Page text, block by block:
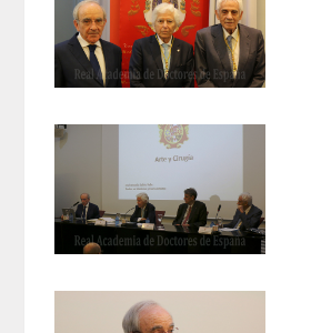
Extranjeros
HONOR
HISTÓRICO DE ACADÉMICOS
CORRESPONDIENTES
NACIONALES